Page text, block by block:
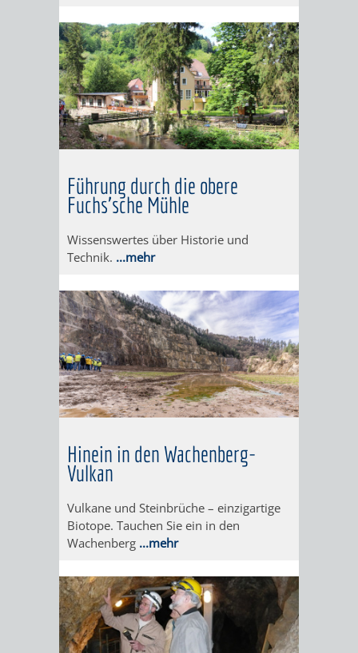
WEINHEIM
RADELN
IN
ERINNERUNGEN
SCHWELGEN
OHNE
SCHRITT
UND
FÜHRUNG
VORTRAG
INDIVIDUELLE
SIGHTEEING-
TOUREN
FÜR
FESTLICHES
WEINHEIM
–
DIE
AN
UND
WEIHNACHTEN
Führung durch die obere
Fuchs'sche Mühle
Wissenswertes über Historie und
Technik. ...mehr
Hinein in den Wachenberg-
Vulkan
Vulkane und Steinbrüche – einzigartige
Biotope. Tauchen Sie ein in den
Wachenberg ...mehr